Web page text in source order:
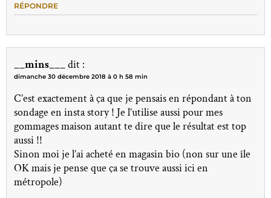
RÉPONDRE
__mins___dit :
dimanche 30 décembre 2018 à 0 h 58 min
C’est exactement à ça que je pensais en répondant à ton
sondage en insta story ! Je l’utilise aussi pour mes
gommages maison autant te dire que le résultat est top
aussi !!
Sinon moi je l’ai acheté en magasin bio (non sur une île
OK mais je pense que ça se trouve aussi ici en
métropole)